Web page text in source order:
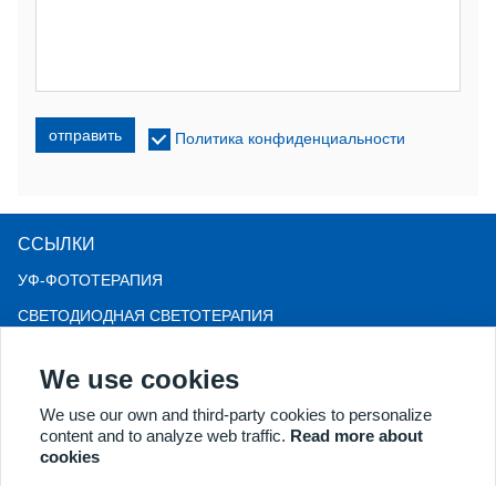
отправить Политика конфиденциальности
ССЫЛКИ
УФ-ФОТОТЕРАПИЯ
СВЕТОДИОДНАЯ СВЕТОТЕРАПИЯ
КОЛЬПОСКОП
БОЛЬШЕ ТОВАРОВ
Авторские права © 2018 Kernel Medical Equipment Co., LTD.
We use cookies
We use our own and third-party cookies to personalize
content and to analyze web traffic. Read more about
cookies